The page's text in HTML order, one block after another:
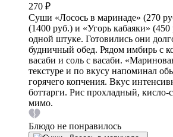
270 ₽
Суши «Лосось в маринаде» (270
(1400 руб.) и «Угорь кабаяки»
одной штуке. Готовились они
будничный обед. Рядом имбирь с
васаби и соль с васаби.
текстуре и по вкусу напоминал
горячего копчения. Вкус
боттарги. Рис прохладный, кисло-
мимо.
Блюдо не понравилось